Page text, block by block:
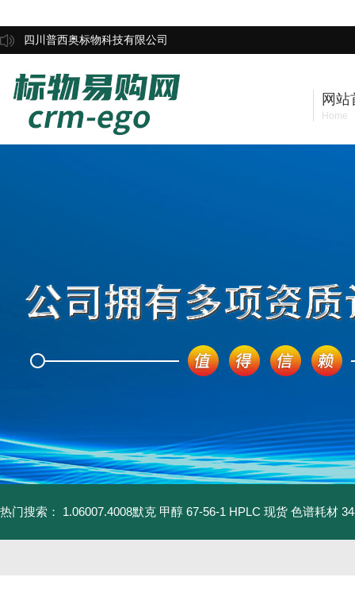
四川普西奥标物科技有限公司
网站
Home
热门搜索： 1.06007.4008默克 甲醇 67-56-1 HPLC 现货 色谱耗材